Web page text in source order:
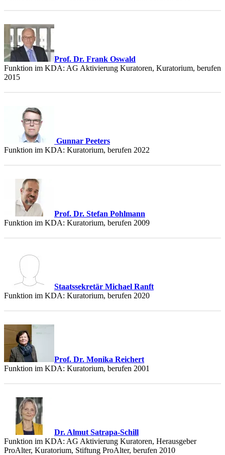
Prof. Dr. Frank Oswald
Funktion im KDA: AG Aktivierung Kuratoren, Kuratorium, berufen
2015
Gunnar Peeters
Funktion im KDA: Kuratorium, berufen 2022
Prof. Dr. Stefan Pohlmann
Funktion im KDA: Kuratorium, berufen 2009
Staatssekretär Michael Ranft
Funktion im KDA: Kuratorium, berufen 2020
Prof. Dr. Monika Reichert
Funktion im KDA: Kuratorium, berufen 2001
Dr. Almut Satrapa-Schill
Funktion im KDA: AG Aktivierung Kuratoren, Herausgeber
ProAlter, Kuratorium, Stiftung ProAlter, berufen 2010